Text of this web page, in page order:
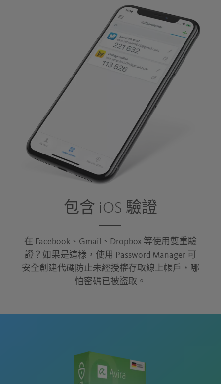
包含 iOS 驗證
在 Facebook、Gmail、Dropbox 等使用雙重驗
證？如果是這樣，使用 Password Manager 可
安全創建代碼防止未經授權存取線上帳戶，哪
怕密碼已被盜取。